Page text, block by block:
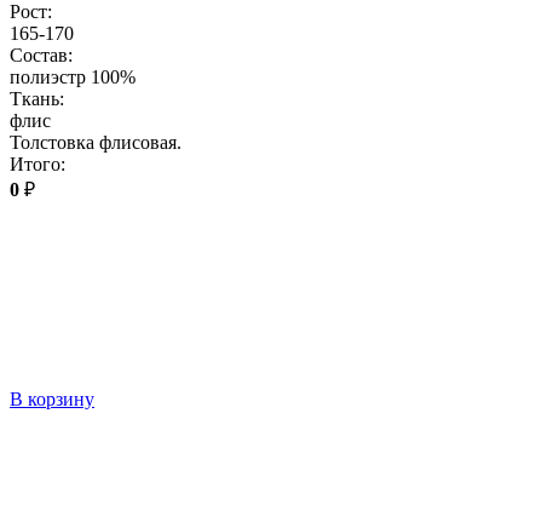
Рост:
165-170
Состав:
полиэстр 100%
Ткань:
флис
Толстовка флисовая.
Итого:
0 ₽
В корзину